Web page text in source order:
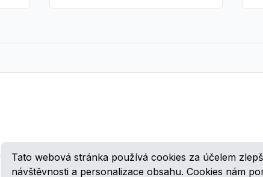
Tato webová stránka používá cookies za účelem
návštěvnosti a personalizace obsahu. Cookies nám
školeních, novinkách, speciálních cenových nabídkách